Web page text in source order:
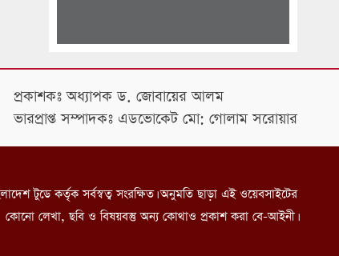
প্রকাশকঃ অধ্যাপক ড. জোবায়ের আলম
ভারপ্রাপ্ত সম্পাদকঃ এডভোকেট মো: গোলাম সরোয়ার
টুডে কর্তৃক সর্বস্বত্ব সংরক্ষিত। অনুমতি ছাড়া এই ওয়েবসাইটের
কোনো লেখা, ছবি ও বিষয়বস্তু অন্য কোথাও প্রকাশ করা বে-আইনী।